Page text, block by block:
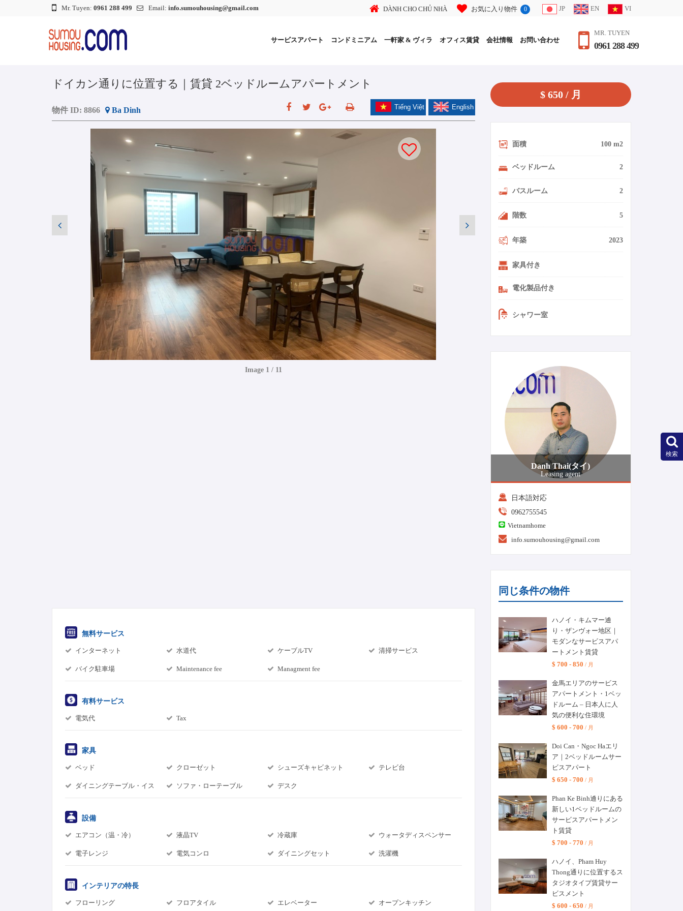
Mr. Tuyen: 0961 288 499 Email: info.sumouhousing@gmail.com DÀNH CHO CHỦ NHÀ お気に入り物件 0 JP EN VI
MR. TUYEN
0961 288 499
サービスアパート コンドミニアム 一軒家 & ヴィラ オフィス賃貸 会社情報 お問い合わせ
ドイカン通りに位置する｜賃貸 2ベッドルームアパートメント
English
Tiếng Việt
物件 ID: 8866 Ba Dinh
Image 1 / 11
無料サービス
インターネット 水道代 ケーブルTV 清掃サービス
バイク駐車場 Maintenance fee Managment fee
有料サービス
電気代 Tax
家具
ベッド クローゼット シューズキャビネット テレビ台
ダイニングテーブル・イス ソファ・ローテーブル デスク
設備
エアコン（温・冷） 液晶TV 冷蔵庫 ウォータディスペンサー
電子レンジ 電気コンロ ダイニングセット 洗濯機
インテリアの特長
フローリング フロアタイル エレベーター オープンキッチン
$ 650 / 月
面積 100 m2
ベッドルーム 2
バスルーム 2
階数 5
年築 2023
家具付き
電化製品付き
シャワー室
Danh Thai(タイ)
Leasing agent
日本語対応
0962755545
Vietnamhome
info.sumouhousing@gmail.com
同じ条件の物件
ハノイ・キムマー通
り・ザンヴォー地区｜
モダンなサービスアパ
ートメント賃貸
$ 700 - 850 / 月
金馬エリアのサービス
アパートメント・1ベッ
ドルーム – 日本人に人
気の便利な住環境
$ 600 - 700 / 月
Doi Can・Ngoc Haエリ
ア｜2ベッドルームサー
ビスアパート
$ 650 - 700 / 月
Phan Ke Binh通りにある
新しい1ベッドルームの
サービスアパートメン
ト賃貸
$ 700 - 770 / 月
ハノイ、Pham Huy
Thong通りに位置するス
タジオタイプ賃貸サー
ビスメント
$ 600 - 650 / 月
検索